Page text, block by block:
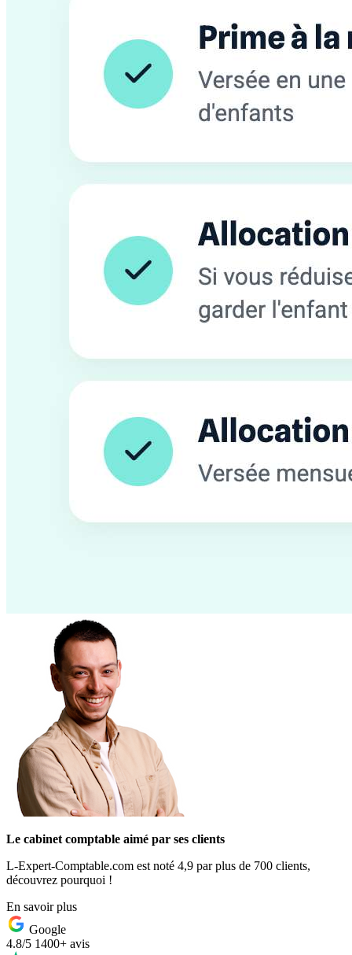
Le cabinet comptable aimé par ses clients
L-Expert-Comptable.com est noté 4,9 par plus de 700 clients,
découvrez pourquoi !
En savoir plus
Google
4.8/5 1400+ avis